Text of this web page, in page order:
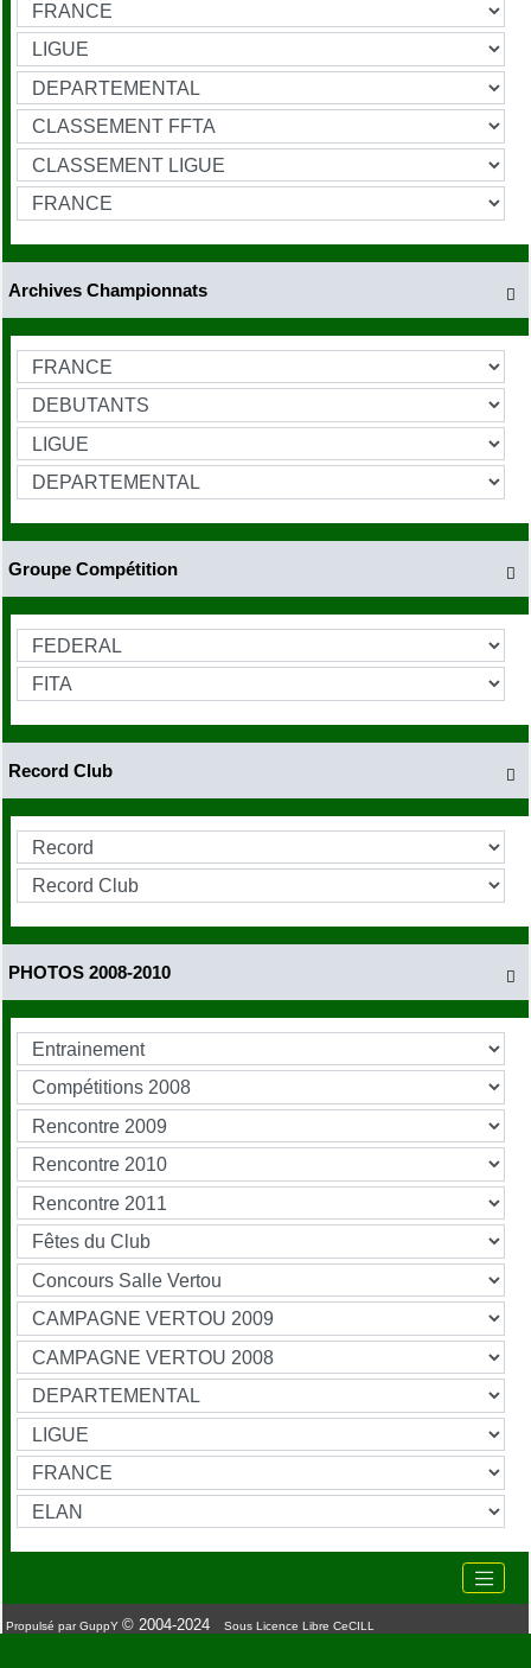

Archives Championnats

Groupe Compétition

Record Club

PHOTOS 2008-2010
Propulsé par GuppY © 2004-2024 Sous Licence Libre CeCILL